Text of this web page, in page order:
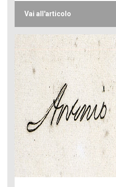
Vai all'articolo